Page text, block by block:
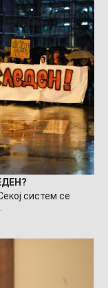
систем се